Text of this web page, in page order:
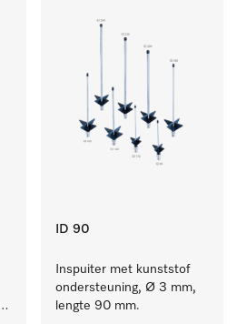
ID 90
Inspuiter met kunststof
ondersteuning, Ø 3 mm,
lengte 90 mm.